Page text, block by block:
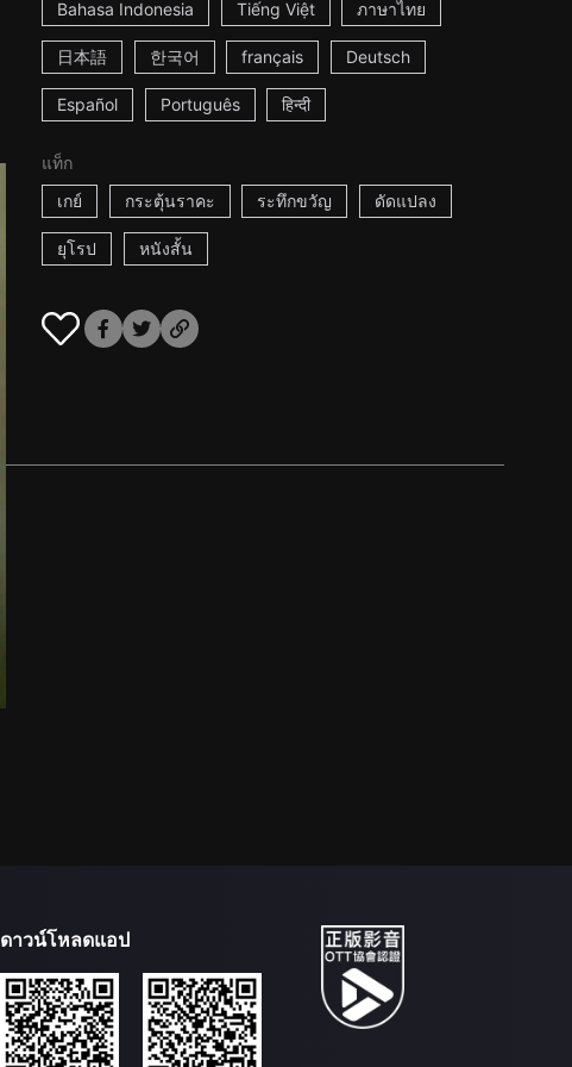
Bahasa Indonesia Tiếng Việt ภาษาไทย
日本語 한국어 français Deutsch
Español Português हिन्दी
แท็ก
เกย์
กระตุ้นราคะ ระทึกขวัญ ดัดแปลง
ยุโรป หนังสั้น
ดาวน์โหลดแอป